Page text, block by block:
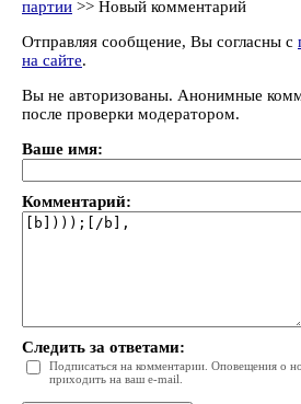
партии >> Новый комментарий
Отправляя сообщение, Вы согласны с
на сайте.
Вы не авторизованы. Анонимные
после проверки модератором.
Ваше имя:
Комментарий:
Следить за ответами:
Подписаться на комментарии. Оповещения о
приходить на ваш e-mail.